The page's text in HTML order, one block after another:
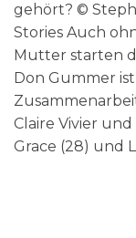
gehört? ©
Stories Auch
Mutter starten
Don Gummer
Claire Vivier
Grace (28) und